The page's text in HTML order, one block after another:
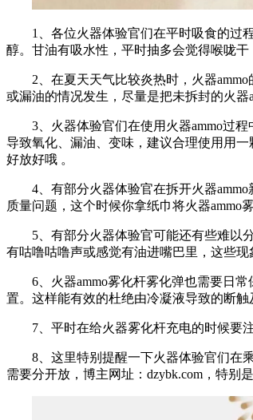
1、各位火器体验官们在平时吸食的过
醇。甘油有吸水性，平时抽多会觉得喉咙干
2、在夏天天气比较炎热时，火器
或漏油的情况发生，尽量是把未拆封的火器
3、火器体验官们在使用火器ammo过
导致氧化、漏油、变味，建议合理使用用
好放好哦 。
4、有部分火器体验官在拆开火器
质量问题，这个时候你拿纸巾将火器ammo
5、有部分火器体验官可能还有些难以
有咕噜咕噜声或感觉有油进嘴巴里，这些
6、火器ammo雾化杆雾化弹也需要日
置。这样能有效的杜绝由冷凝液导致的断
7、平时在给火器雾化杆充电的时候要
8、这里特别提醒一下火器体验官们在
需要分开放，博主网址：dzybk.com，特别